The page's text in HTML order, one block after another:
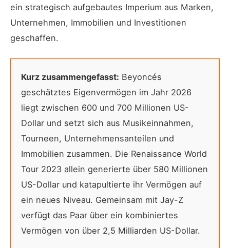
ein strategisch aufgebautes Imperium aus Marken,
Unternehmen, Immobilien und Investitionen
geschaffen.
Kurz zusammengefasst: Beyoncés
geschätztes Eigenvermögen im Jahr 2026
liegt zwischen 600 und 700 Millionen US-
Dollar und setzt sich aus Musikeinnahmen,
Tourneen, Unternehmensanteilen und
Immobilien zusammen. Die Renaissance World
Tour 2023 allein generierte über 580 Millionen
US-Dollar und katapultierte ihr Vermögen auf
ein neues Niveau. Gemeinsam mit Jay-Z
verfügt das Paar über ein kombiniertes
Vermögen von über 2,5 Milliarden US-Dollar.